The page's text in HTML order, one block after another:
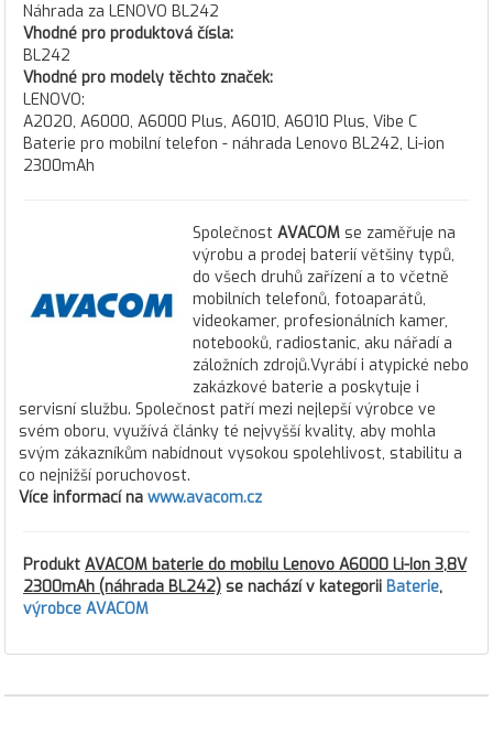
Náhrada za LENOVO BL242
Vhodné pro produktová čísla:
BL242
Vhodné pro modely těchto značek:
LENOVO:
A2020, A6000, A6000 Plus, A6010, A6010 Plus, Vibe C
Baterie pro mobilní telefon - náhrada Lenovo BL242, Li-ion
2300mAh
Společnost AVACOM se zaměřuje na
výrobu a prodej baterií většiny typů,
do všech druhů zařízení a to včetně
mobilních telefonů, fotoaparátů,
videokamer, profesionálních kamer,
notebooků, radiostanic, aku nářadí a
záložních zdrojů.Vyrábí i atypické nebo
zakázkové baterie a poskytuje i
servisní službu. Společnost patří mezi nejlepší výrobce ve
svém oboru, využívá články té nejvyšší kvality, aby mohla
svým zákazníkům nabídnout vysokou spolehlivost, stabilitu a
co nejnižší poruchovost.
Více informací na www.avacom.cz
Produkt AVACOM baterie do mobilu Lenovo A6000 Li-Ion 3,8V
2300mAh (náhrada BL242) se nachází v kategorii Baterie,
výrobce AVACOM